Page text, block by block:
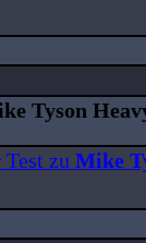
Tyson
zu Mike